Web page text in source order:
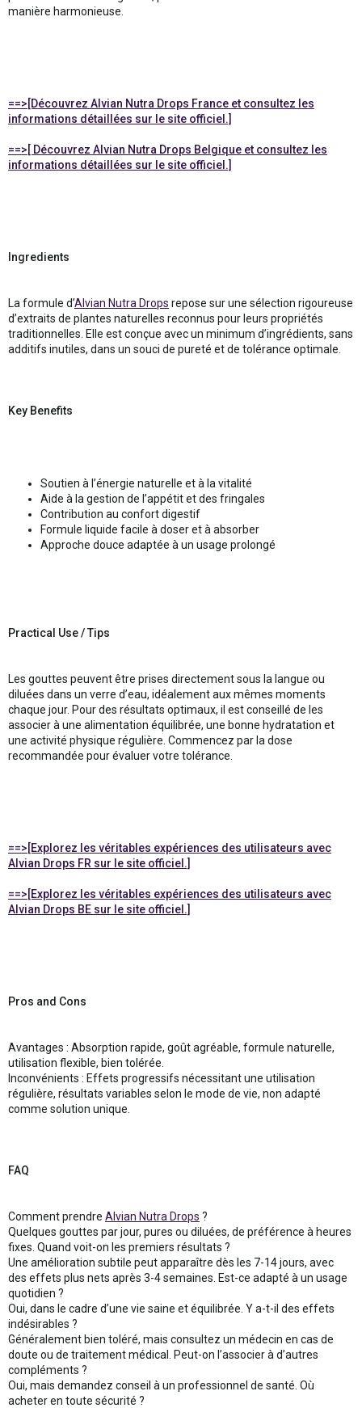
manière harmonieuse.
==>[Découvrez Alvian Nutra Drops France et consultez les
informations détaillées sur le site officiel.]
==>[ Découvrez Alvian Nutra Drops Belgique et consultez les
informations détaillées sur le site officiel.]
Ingredients
La formule d’Alvian Nutra Drops repose sur une sélection rigoureuse
d’extraits de plantes naturelles reconnus pour leurs propriétés
traditionnelles. Elle est conçue avec un minimum d’ingrédients, sans
additifs inutiles, dans un souci de pureté et de tolérance optimale.
Key Benefits
Soutien à l’énergie naturelle et à la vitalité
Aide à la gestion de l’appétit et des fringales
Contribution au confort digestif
Formule liquide facile à doser et à absorber
Approche douce adaptée à un usage prolongé
Practical Use / Tips
Les gouttes peuvent être prises directement sous la langue ou
diluées dans un verre d’eau, idéalement aux mêmes moments
chaque jour. Pour des résultats optimaux, il est conseillé de les
associer à une alimentation équilibrée, une bonne hydratation et
une activité physique régulière. Commencez par la dose
recommandée pour évaluer votre tolérance.
==>[Explorez les véritables expériences des utilisateurs avec
Alvian Drops FR sur le site officiel.]
==>[Explorez les véritables expériences des utilisateurs avec
Alvian Drops BE sur le site officiel.]
Pros and Cons
Avantages : Absorption rapide, goût agréable, formule naturelle,
utilisation flexible, bien tolérée.
Inconvénients : Effets progressifs nécessitant une utilisation
régulière, résultats variables selon le mode de vie, non adapté
comme solution unique.
FAQ
Comment prendre Alvian Nutra Drops ?
Quelques gouttes par jour, pures ou diluées, de préférence à heures
fixes. Quand voit-on les premiers résultats ?
Une amélioration subtile peut apparaître dès les 7-14 jours, avec
des effets plus nets après 3-4 semaines. Est-ce adapté à un usage
quotidien ?
Oui, dans le cadre d’une vie saine et équilibrée. Y a-t-il des effets
indésirables ?
Généralement bien toléré, mais consultez un médecin en cas de
doute ou de traitement médical. Peut-on l’associer à d’autres
compléments ?
Oui, mais demandez conseil à un professionnel de santé. Où
acheter en toute sécurité ?